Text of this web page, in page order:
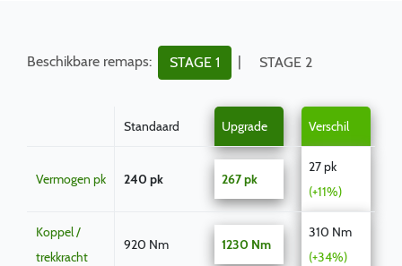
Beschikbare remaps: STAGE 1 | STAGE 2
Standaard Upgrade Verschil
Vermogen pk 240 pk 267 pk
27 pk
(+11%)
Koppel /
trekkracht
920 Nm 1230 Nm
310 Nm
(+34%)